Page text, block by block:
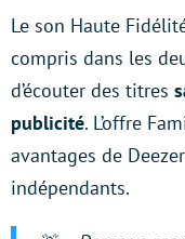
Le son Haute
compris dans les
d’écouter des titres
publicité. L’offre
avantages de
indépendants.